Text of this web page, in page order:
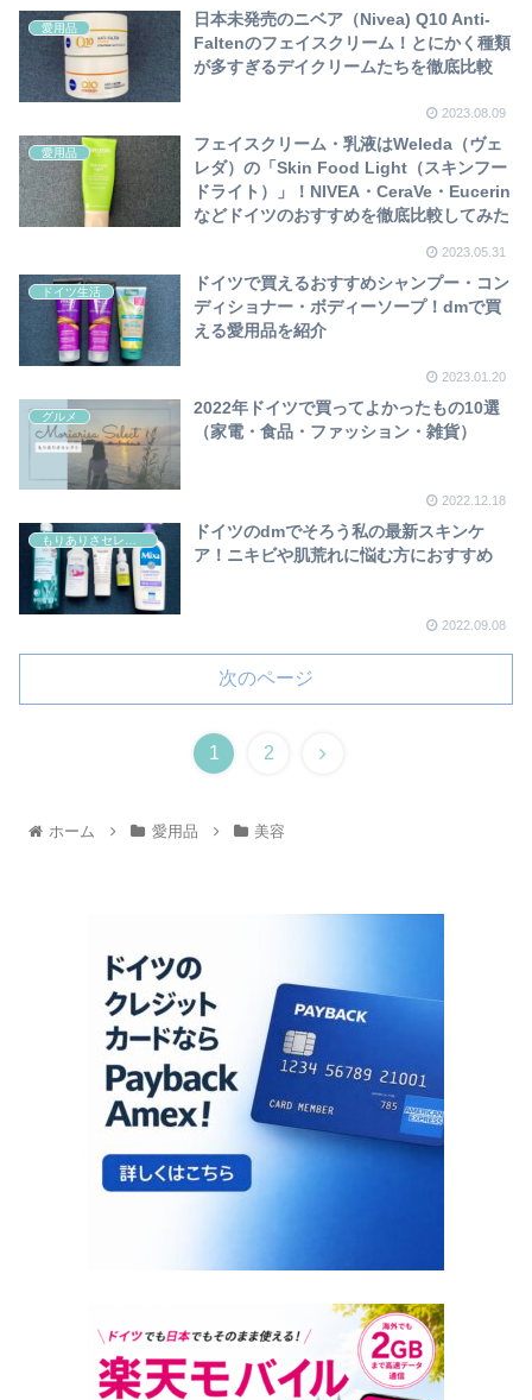
愛用品
日本未発売のニベア（Nivea) Q10 Anti-
Faltenのフェイスクリーム！とにかく種類
が多すぎるデイクリームたちを徹底比較
2023.08.09
愛用品
フェイスクリーム・乳液はWeleda（ヴェ
レダ）の「Skin Food Light（スキンフー
ドライト）」！NIVEA・CeraVe・Eucerin
などドイツのおすすめを徹底比較してみた
2023.05.31
ドイツ生活
ドイツで買えるおすすめシャンプー・コン
ディショナー・ボディーソープ！dmで買
える愛用品を紹介
2023.01.20
グルメ
2022年ドイツで買ってよかったもの10選
（家電・食品・ファッション・雑貨）
2022.12.18
もりありさセレクト
ドイツのdmでそろう私の最新スキンケ
ア！ニキビや肌荒れに悩む方におすすめ
2022.09.08
次のページ
1 2
ホーム 愛用品 美容